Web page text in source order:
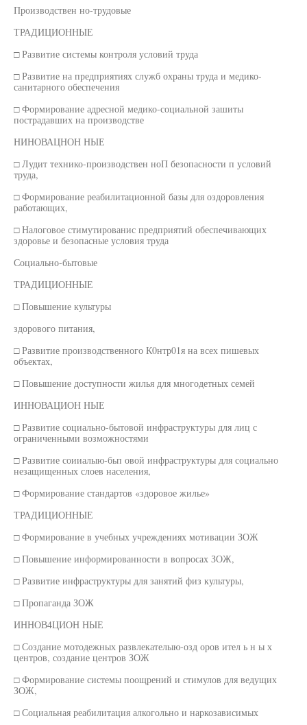
Производствен но-трудовые
ТРАДИЦИОННЫЕ
□ Развитие системы контроля условий труда
□ Развитие на предприятиях служб охраны труда и медико-
санитарного обеспечения
□ Формирование адресной медико-социальной зашиты
пострадавших на производстве
НИНОВАЦНОН НЫЕ
□ Лудит технико-производствен ноП безопасности п условий
труда,
□ Формирование реабилитационной базы для оздоровления
работающих,
□ Налоговое стимутированис предприятий обеспечивающих
здоровье и безопасные условия труда
Социально-бытовые
ТРАДИЦИОННЫЕ
□ Повышение культуры
здорового питания,
□ Развитие производственного К0нтр01я на всех пишевых
объектах,
□ Повышение доступности жилья для многодетных семей
ИННОВАЦИОН НЫЕ
□ Развитие социально-бытовой инфраструктуры для лиц с
ограниченными возможностями
□ Развитие соииалыю-бьп овой инфраструктуры для социально
незащищенных слоев населения,
□ Формирование стандартов «здоровое жилье»
ТРАДИЦИОННЫЕ
□ Формирование в учебных учреждениях мотивации ЗОЖ
□ Повышение информированности в вопросах ЗОЖ,
□ Развитие инфраструктуры для занятий физ культуры,
□ Пропаганда ЗОЖ
ИННОВ4ЦИОН НЫЕ
□ Создание мотодежных развлекателыю-озд оров ител ь н ы х
центров, создание центров ЗОЖ
□ Формирование системы поощрений и стимулов для ведущих
ЗОЖ,
□ Социальная реабилитация алкогольно и наркозависимых